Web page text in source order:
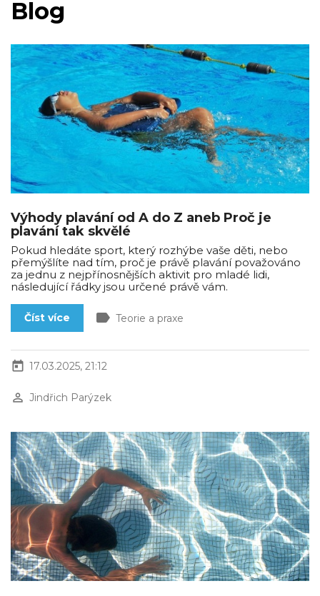
Blog
Výhody plavání od A do Z aneb Proč je
plavání tak skvělé
Pokud hledáte sport, který rozhýbe vaše děti, nebo
přemýšlíte nad tím, proč je právě plavání považováno
za jednu z nejpřínosnějších aktivit pro mladé lidi,
následující řádky jsou určené právě vám.
Číst více label Teorie a praxe
today 17.03.2025, 21:12
perm_identity Jindřich Parýzek